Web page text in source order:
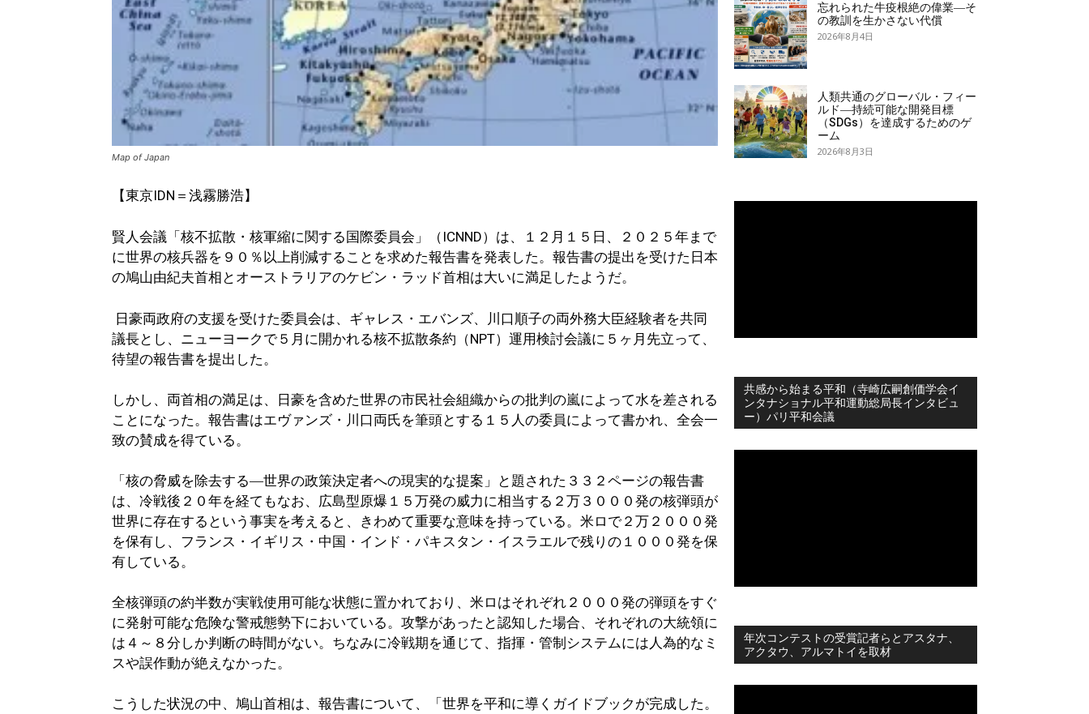
Map of Japan
【東京IDN＝浅霧勝浩】
賢人会議「核不拡散・核軍縮に関する国際委員会」（ICNND）は、１２月１５日、２０２５年まで
に世界の核兵器を９０％以上削減することを求めた報告書を発表した。報告書の提出を受けた日本
の鳩山由紀夫首相とオーストラリアのケビン・ラッド首相は大いに満足したようだ。
日豪両政府の支援を受けた委員会は、ギャレス・エバンズ、川口順子の両外務大臣経験者を共同
議長とし、ニューヨークで５月に開かれる核不拡散条約（NPT）運用検討会議に５ヶ月先立って、
待望の報告書を提出した。
しかし、両首相の満足は、日豪を含めた世界の市民社会組織からの批判の嵐によって水を差される
ことになった。報告書はエヴァンズ・川口両氏を筆頭とする１５人の委員によって書かれ、全会一
致の賛成を得ている。
「核の脅威を除去する―世界の政策決定者への現実的な提案」と題された３３２ページの報告書
は、冷戦後２０年を経てもなお、広島型原爆１５万発の威力に相当する２万３０００発の核弾頭が
世界に存在するという事実を考えると、きわめて重要な意味を持っている。米ロで２万２０００発
を保有し、フランス・イギリス・中国・インド・パキスタン・イスラエルで残りの１０００発を保
有している。
全核弾頭の約半数が実戦使用可能な状態に置かれており、米ロはそれぞれ２０００発の弾頭をすぐ
に発射可能な危険な警戒態勢下においている。攻撃があったと認知した場合、それぞれの大統領に
は４～８分しか判断の時間がない。ちなみに冷戦期を通じて、指揮・管制システムには人為的なミ
スや誤作動が絶えなかった。
こうした状況の中、鳩山首相は、報告書について、「世界を平和に導くガイドブックが完成した。
忘れられた牛疫根絶の偉業―そ
の教訓を生かさない代償
2026年8月4日
人類共通のグローバル・フィー
ルド―持続可能な開発目標
（SDGs）を達成するためのゲ
ーム
2026年8月3日
共感から始まる平和（寺崎広嗣創価学会イ
ンタナショナル平和運動総局長インタビュ
ー）パリ平和会議
年次コンテストの受賞記者らとアスタナ、
アクタウ、アルマトイを取材